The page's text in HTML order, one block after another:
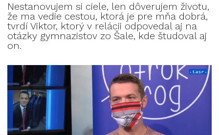
Nestanovujem si ciele, len dôverujem životu,
že ma vedie cestou, ktorá je pre mňa dobrá,
tvrdí Viktor, ktorý v relácii odpovedal aj na
otázky gymnazistov zo Šale, kde študoval aj
on.